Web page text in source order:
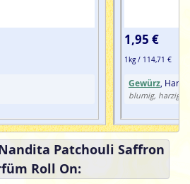
1,95 €
1kg / 114,71 €
Gewürz, Harz,
blumig, harzig,
Patchouli Saffron
Roll On: